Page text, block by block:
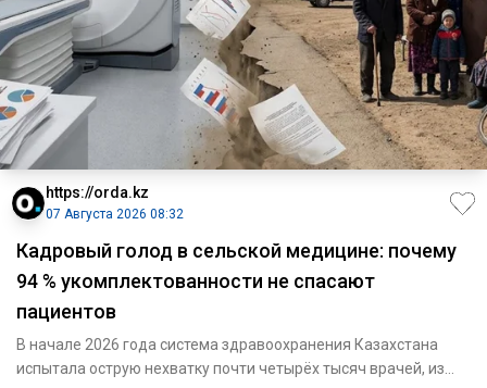
https://orda.kz
07 Августа 2026 08:32
Кадровый голод в сельской медицине: почему
94 % укомплектованности не спасают
пациентов
В начале 2026 года система здравоохранения Казахстана
испытала острую нехватку почти четырёх тысяч врачей, из